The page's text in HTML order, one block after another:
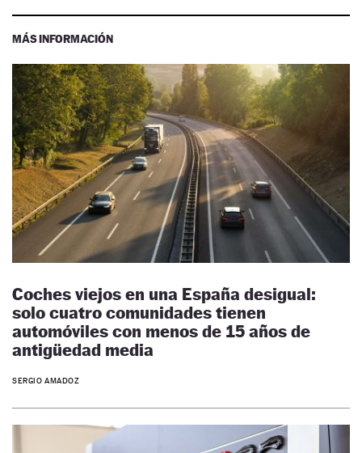
MÁS INFORMACIÓN
Coches viejos en una España desigual:
solo cuatro comunidades tienen
automóviles con menos de 15 años de
antigüedad media
SERGIO AMADOZ